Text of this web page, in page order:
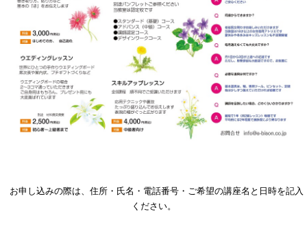
お申し込みの際は、住所・氏名・電話番号・ご希望の講座名と日時を記入
ください。